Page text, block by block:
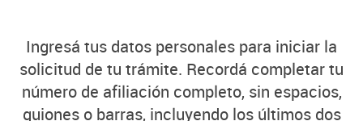
Ingresá tus datos personales para iniciar la
solicitud de tu trámite. Recordá completar tu
número de afiliación completo, sin espacios,
guiones o barras, incluyendo los últimos dos